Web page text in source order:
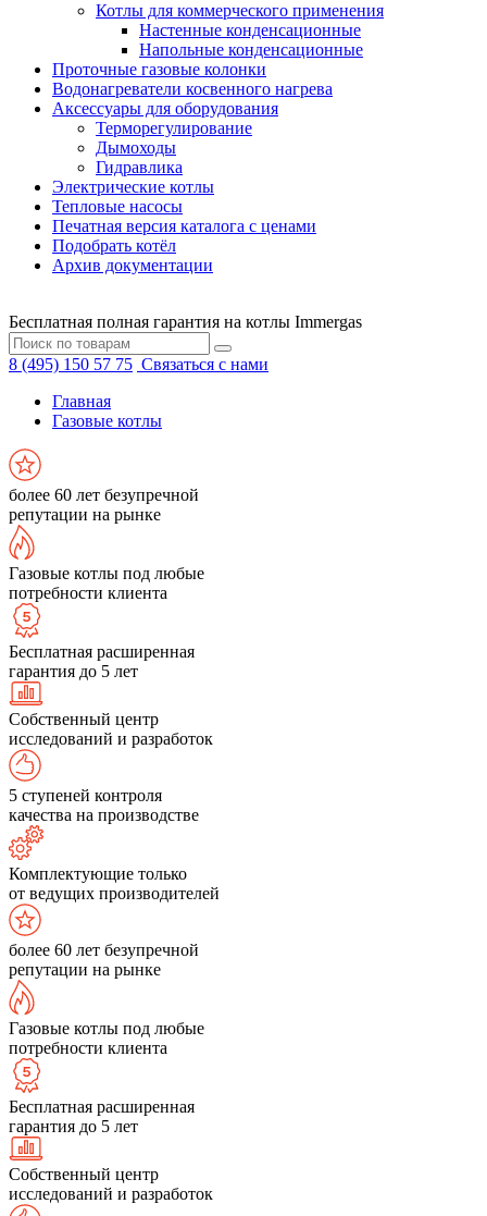
Котлы для коммерческого применения
Настенные конденсационные
Напольные конденсационные
Проточные газовые колонки
Водонагреватели косвенного нагрева
Аксессуары для оборудования
Терморегулирование
Дымоходы
Гидравлика
Электрические котлы
Тепловые насосы
Печатная версия каталога с ценами
Подобрать котёл
Архив документации
Бесплатная полная гарантия на котлы Immergas
8 (495) 150 57 75 Связаться с нами
Главная
Газовые котлы
более 60 лет безупречной
репутации на рынке
Газовые котлы под любые
потребности клиента
Бесплатная расширенная
гарантия до 5 лет
Собственный центр
исследований и разработок
5 ступеней контроля
качества на производстве
Комплектующие только
от ведущих производителей
более 60 лет безупречной
репутации на рынке
Газовые котлы под любые
потребности клиента
Бесплатная расширенная
гарантия до 5 лет
Собственный центр
исследований и разработок